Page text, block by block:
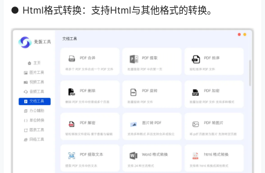
● Html格式转换：支持Html与其他格式的转换。